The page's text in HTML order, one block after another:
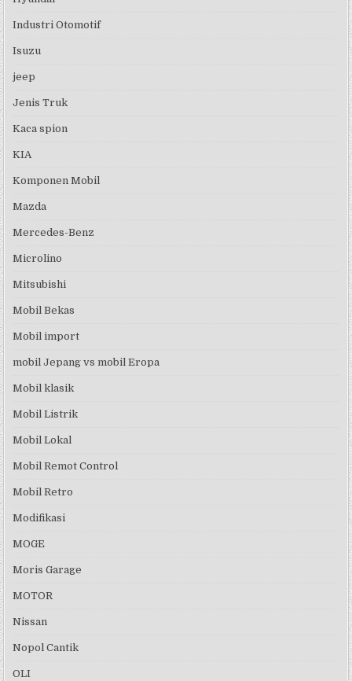
Industri Otomotif
Isuzu
jeep
Jenis Truk
Kaca spion
KIA
Komponen Mobil
Mazda
Mercedes-Benz
Microlino
Mitsubishi
Mobil Bekas
Mobil import
mobil Jepang vs mobil Eropa
Mobil klasik
Mobil Listrik
Mobil Lokal
Mobil Remot Control
Mobil Retro
Modifikasi
MOGE
Moris Garage
MOTOR
Nissan
Nopol Cantik
OLI